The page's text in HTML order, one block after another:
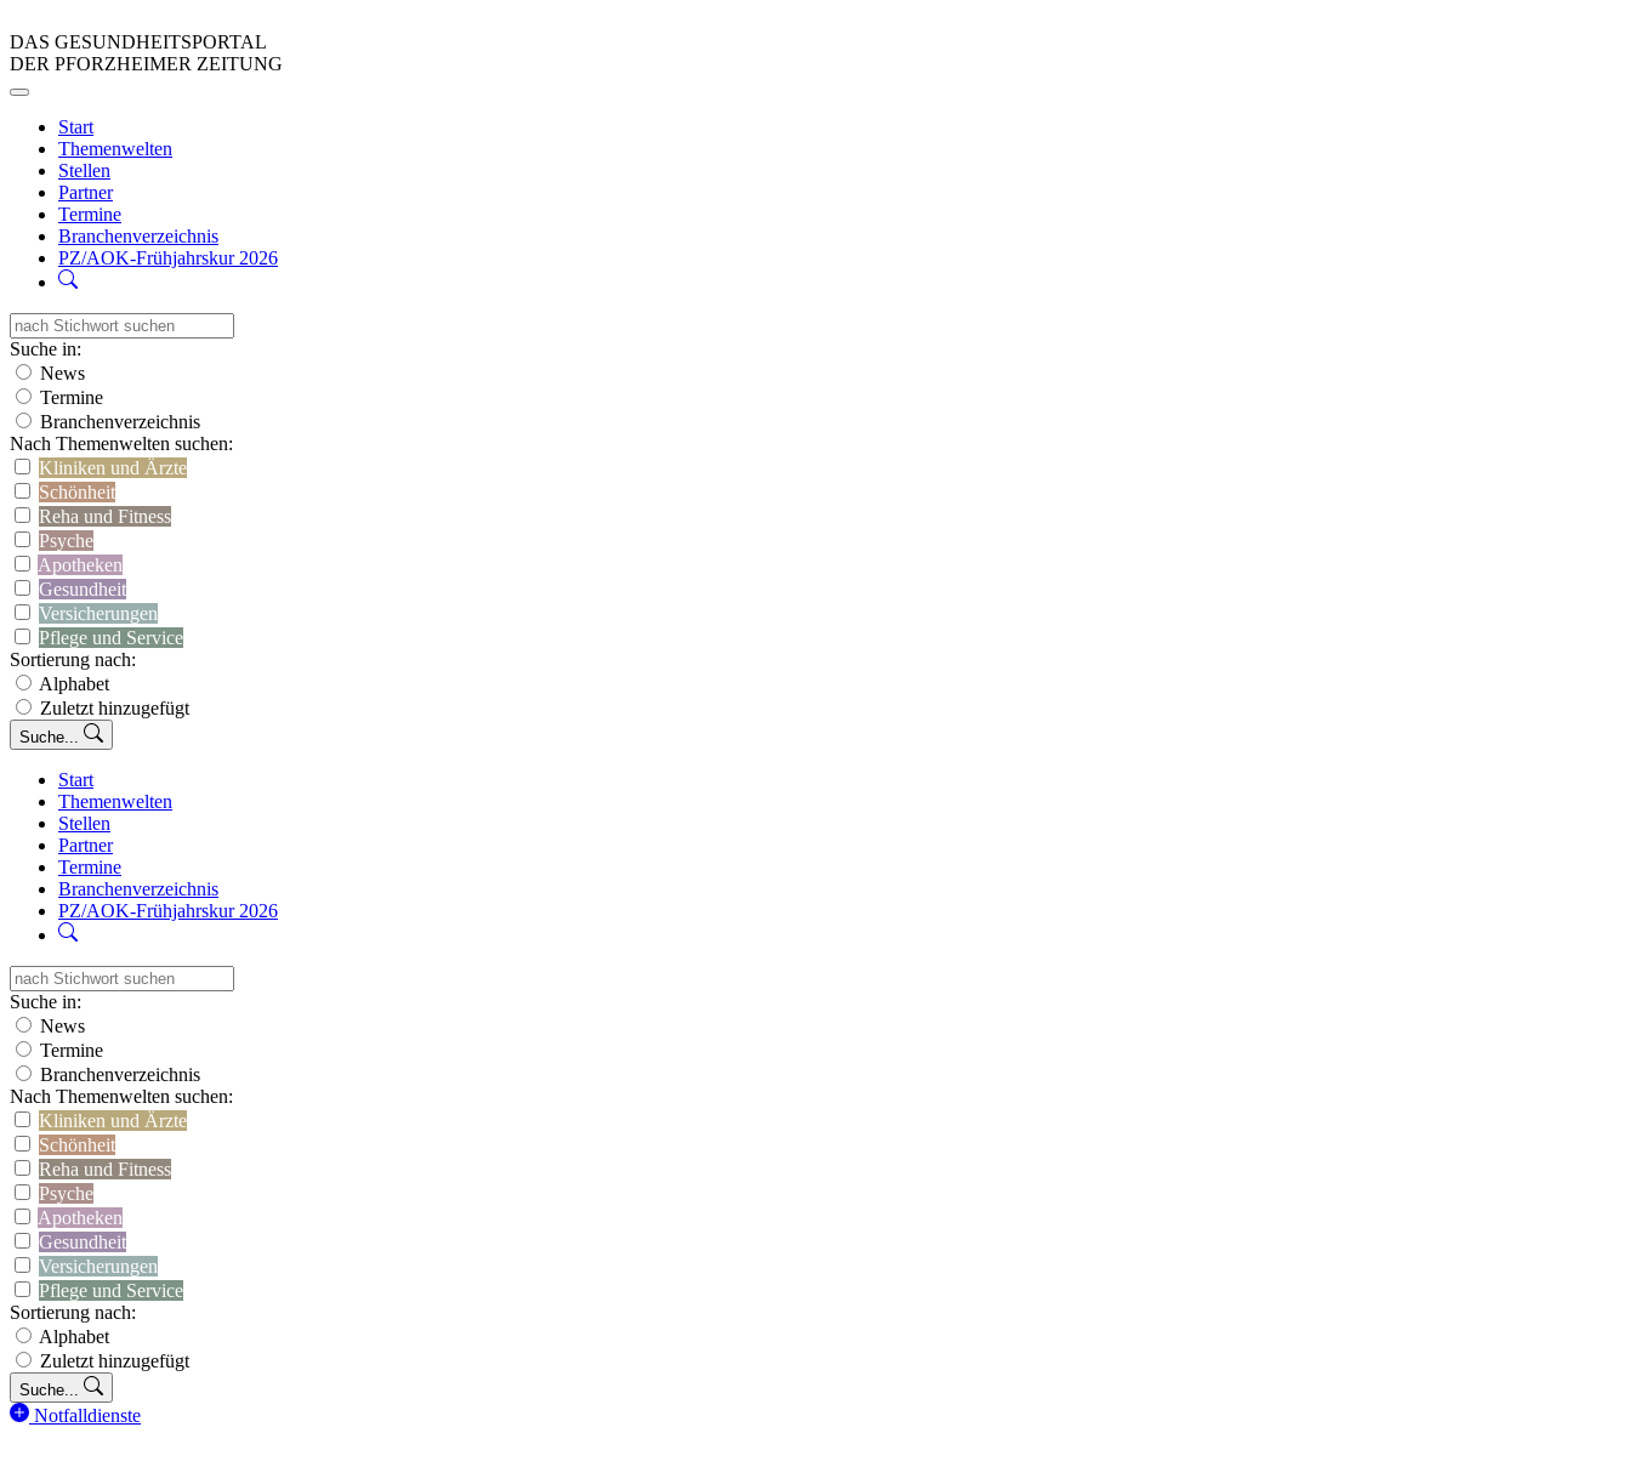
DAS GESUNDHEITSPORTAL
DER PFORZHEIMER ZEITUNG
Start
Themenwelten
Stellen
Partner
Termine
Branchenverzeichnis
PZ/AOK-Frühjahrskur 2026
Suche in:
News
Termine
Branchenverzeichnis
Nach Themenwelten suchen:
Kliniken und Ärzte
Schönheit
Reha und Fitness
Psyche
Apotheken
Gesundheit
Versicherungen
Pflege und Service
Sortierung nach:
Alphabet
Zuletzt hinzugefügt
Suche...
Start
Themenwelten
Stellen
Partner
Termine
Branchenverzeichnis
PZ/AOK-Frühjahrskur 2026
Suche in:
News
Termine
Branchenverzeichnis
Nach Themenwelten suchen:
Kliniken und Ärzte
Schönheit
Reha und Fitness
Psyche
Apotheken
Gesundheit
Versicherungen
Pflege und Service
Sortierung nach:
Alphabet
Zuletzt hinzugefügt
Suche...
Notfalldienste